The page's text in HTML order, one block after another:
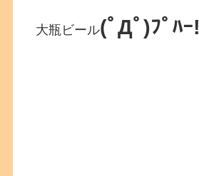
大瓶ビール(ﾟДﾟ)ﾌﾟﾊｰ!